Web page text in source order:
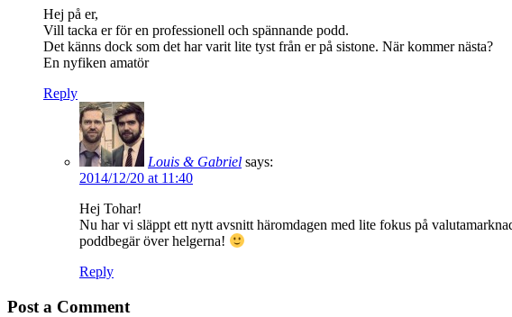
Hej på er,
Vill tacka er för en professionell och spännande podd.
Det känns dock som det har varit lite tyst från er på sistone. När kommer nästa?
En nyfiken amatör
Reply
Louis & Gabriel says:
2014/12/20 at 11:40
Hej Tohar!
Nu har vi släppt ett nytt avsnitt häromdagen med lite fokus på
poddbegär över helgerna!
Reply
Post a Comment